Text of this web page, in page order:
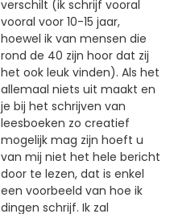
verschilt (ik schrijf vooral
vooral voor 10-15 jaar,
hoewel ik van mensen die
rond de 40 zijn hoor dat zij
het ook leuk vinden). Als het
allemaal niets uit maakt en
je bij het schrijven van
leesboeken zo creatief
mogelijk mag zijn hoeft u
van mij niet het hele bericht
door te lezen, dat is enkel
een voorbeeld van hoe ik
dingen schrijf. Ik zal